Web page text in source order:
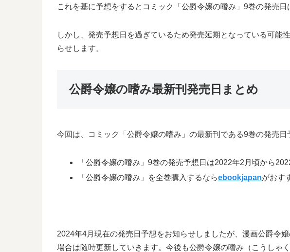
これを基に予想をするとコミック「公爵令嬢の嗜み」9巻の発売
しかし、発売予想日を過ぎているため発売延期となっている可
らせします。
公爵令嬢の嗜み最新刊発売日まとめ
今回は、コミック「公爵令嬢の嗜み」の最新刊である9巻の発売
「公爵令嬢の嗜み」9巻の発売予想日は2022年2月頃から
「公爵令嬢の嗜み」を全巻購入するならebookjapanがおす
2024年4月現在の発売日予想をお知らせしましたが、漫画公爵令
場合は随時更新していきます。今後も公爵令嬢の嗜み（こうしゃ